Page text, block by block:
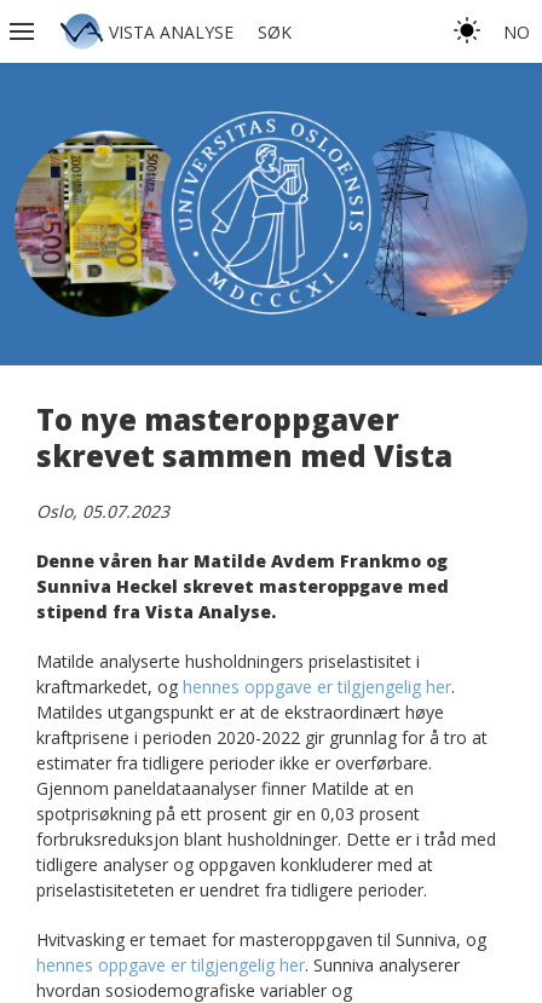
VISTA ANALYSE SØK NO
To nye masteroppgaver
skrevet sammen med Vista
Oslo, 05.07.2023
Denne våren har Matilde Avdem Frankmo og
Sunniva Heckel skrevet masteroppgave med
stipend fra Vista Analyse.
Matilde analyserte husholdningers priselastisitet i
kraftmarkedet, og hennes oppgave er tilgjengelig her.
Matildes utgangspunkt er at de ekstraordinært høye
kraftprisene i perioden 2020-2022 gir grunnlag for å tro at
estimater fra tidligere perioder ikke er overførbare.
Gjennom paneldataanalyser finner Matilde at en
spotprisøkning på ett prosent gir en 0,03 prosent
forbruksreduksjon blant husholdninger. Dette er i tråd med
tidligere analyser og oppgaven konkluderer med at
priselastisiteteten er uendret fra tidligere perioder.
Hvitvasking er temaet for masteroppgaven til Sunniva, og
hennes oppgave er tilgjengelig her. Sunniva analyserer
hvordan sosiodemografiske variabler og